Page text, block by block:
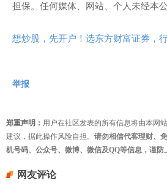
担保。任何媒体、网站、个人未经本
想炒股，先开户！选东方财富证券，
举报
郑重声明： 用户在社区发表的所有信息将由本网
建议，据此操作风险自担。 请勿相信代客理财、
机号码、公众号、微博、微信及QQ等信息，谨防
网友评论